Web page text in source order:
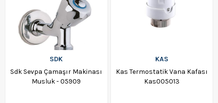
SDK
Sdk Sevpa Çamaşır Makinası
Musluk - 05909
KAS
Kas Termostatik Vana Kafası
Kas005013